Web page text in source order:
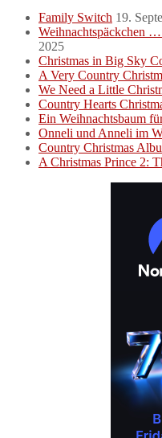
Family Switch 19.
Weihnachtspäckchen …
2025
Christmas in Big Sky
A Very Country
We Need a Little
Country Hearts
Ein Weihnachtsbaum
Onneli und Anneli im
Country Christmas
A Christmas Prince 2: